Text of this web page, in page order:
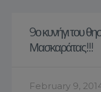
9ο κυνήγι του
Μασκαράτας!!!
February 9,